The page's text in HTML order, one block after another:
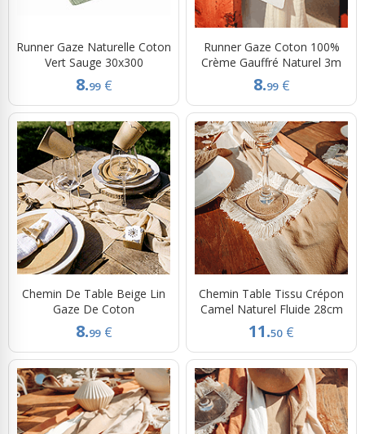
Runner Gaze Naturelle Coton
Vert Sauge 30x300
8.99 €
Runner Gaze Coton 100%
Crème Gauffré Naturel 3m
8.99 €
Chemin De Table Beige Lin
Gaze De Coton
8.99 €
Chemin Table Tissu Crépon
Camel Naturel Fluide 28cm
11.50 €